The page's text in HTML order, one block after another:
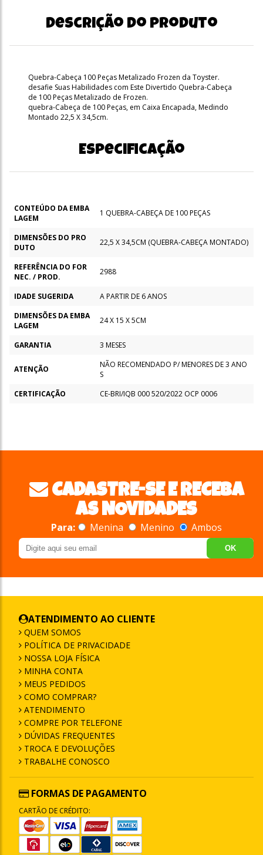
Descrição do produto
Quebra-Cabeça 100 Peças Metalizado Frozen da Toyster.
desafie Suas Habilidades com Este Divertido Quebra-Cabeça
de 100 Peças Metalizado de Frozen.
quebra-Cabeça de 100 Peças, em Caixa Encapada, Medindo
Montado 22,5 X 34,5cm.
Especificação
CONTEÚDO DA EMBA
LAGEM
1 QUEBRA-CABEÇA DE 100 PEÇAS
DIMENSÕES DO PRO
DUTO
22,5 X 34,5CM (QUEBRA-CABEÇA MONTADO)
REFERÊNCIA DO FOR
NEC. / PROD.
2988
IDADE SUGERIDA
A PARTIR DE 6 ANOS
DIMENSÕES DA EMBA
LAGEM
24 X 15 X 5CM
GARANTIA 3 MESES
ATENÇÃO
NÃO RECOMENDADO P/ MENORES DE 3 ANO
S
CERTIFICAÇÃO
CE-BRI/IQB 000 520/2022 OCP 0006
CADASTRE-SE E RECEBA
AS NOVIDADES
Para: Menina Menino Ambos
OK
ATENDIMENTO AO CLIENTE
QUEM SOMOS
POLÍTICA DE PRIVACIDADE
NOSSA LOJA FÍSICA
MINHA CONTA
MEUS PEDIDOS
COMO COMPRAR?
ATENDIMENTO
COMPRE POR TELEFONE
DÚVIDAS FREQUENTES
TROCA E DEVOLUÇÕES
TRABALHE CONOSCO
FORMAS DE PAGAMENTO
CARTÃO DE CRÉDITO: